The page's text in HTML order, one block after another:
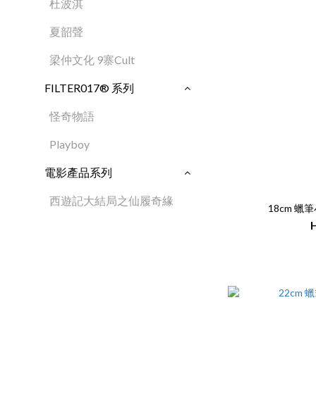
杜波淇
夏韶聲
梁仲文化 9寨Cult
FILTER017® 系列
怪奇物語
Playboy
電影產品系列
西遊記大結局之仙履奇緣
18cm 蠟